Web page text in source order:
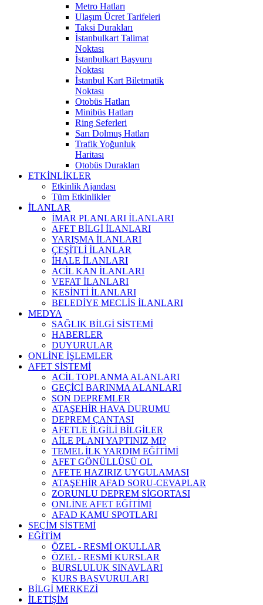
Metro Hatları
Ulaşım Ücret Tarifeleri
Taksi Durakları
İstanbulkart Talimat
Noktası
İstanbulkart Başvuru
Noktası
İstanbul Kart Biletmatik
Noktası
Otobüs Hatları
Minibüs Hatları
Ring Seferleri
Sarı Dolmuş Hatları
Trafik Yoğunluk
Haritası
Otobüs Durakları
ETKİNLİKLER
Etkinlik Ajandası
Tüm Etkinlikler
İLANLAR
İMAR PLANLARI İLANLARI
AFET BİLGİ İLANLARI
YARIŞMA İLANLARI
ÇEŞİTLİ İLANLAR
İHALE İLANLARI
ACİL KAN İLANLARI
VEFAT İLANLARI
KESİNTİ İLANLARI
BELEDİYE MECLİS İLANLARI
MEDYA
SAĞLIK BİLGİ SİSTEMİ
HABERLER
DUYURULAR
ONLİNE İŞLEMLER
AFET SİSTEMİ
ACİL TOPLANMA ALANLARI
GEÇİCİ BARINMA ALANLARI
SON DEPREMLER
ATAŞEHİR HAVA DURUMU
DEPREM ÇANTASI
AFETLE İLGİLİ BİLGİLER
AİLE PLANI YAPTINIZ MI?
TEMEL İLK YARDIM EĞİTİMİ
AFET GÖNÜLLÜSÜ OL
AFETE HAZIRIZ UYGULAMASI
ATAŞEHİR AFAD SORU-CEVAPLAR
ZORUNLU DEPREM SİGORTASI
ONLİNE AFET EĞİTİMİ
AFAD KAMU SPOTLARI
SEÇİM SİSTEMİ
EĞİTİM
ÖZEL - RESMİ OKULLAR
ÖZEL - RESMİ KURSLAR
BURSLULUK SINAVLARI
KURS BAŞVURULARI
BİLGİ MERKEZİ
İLETİŞİM